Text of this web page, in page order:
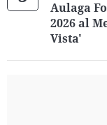
Aulaga
2026 al
Vista'